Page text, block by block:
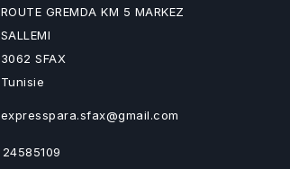
ROUTE GREMDA KM 5 MARKEZ
SALLEMI
3062 SFAX
Tunisie
expresspara.sfax@gmail.com
24585109